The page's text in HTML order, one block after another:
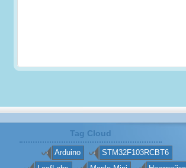
Tag Cloud
Arduino
STM32F103RCBT6